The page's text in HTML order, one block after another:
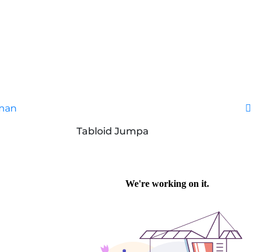
Tabloid Jumpa